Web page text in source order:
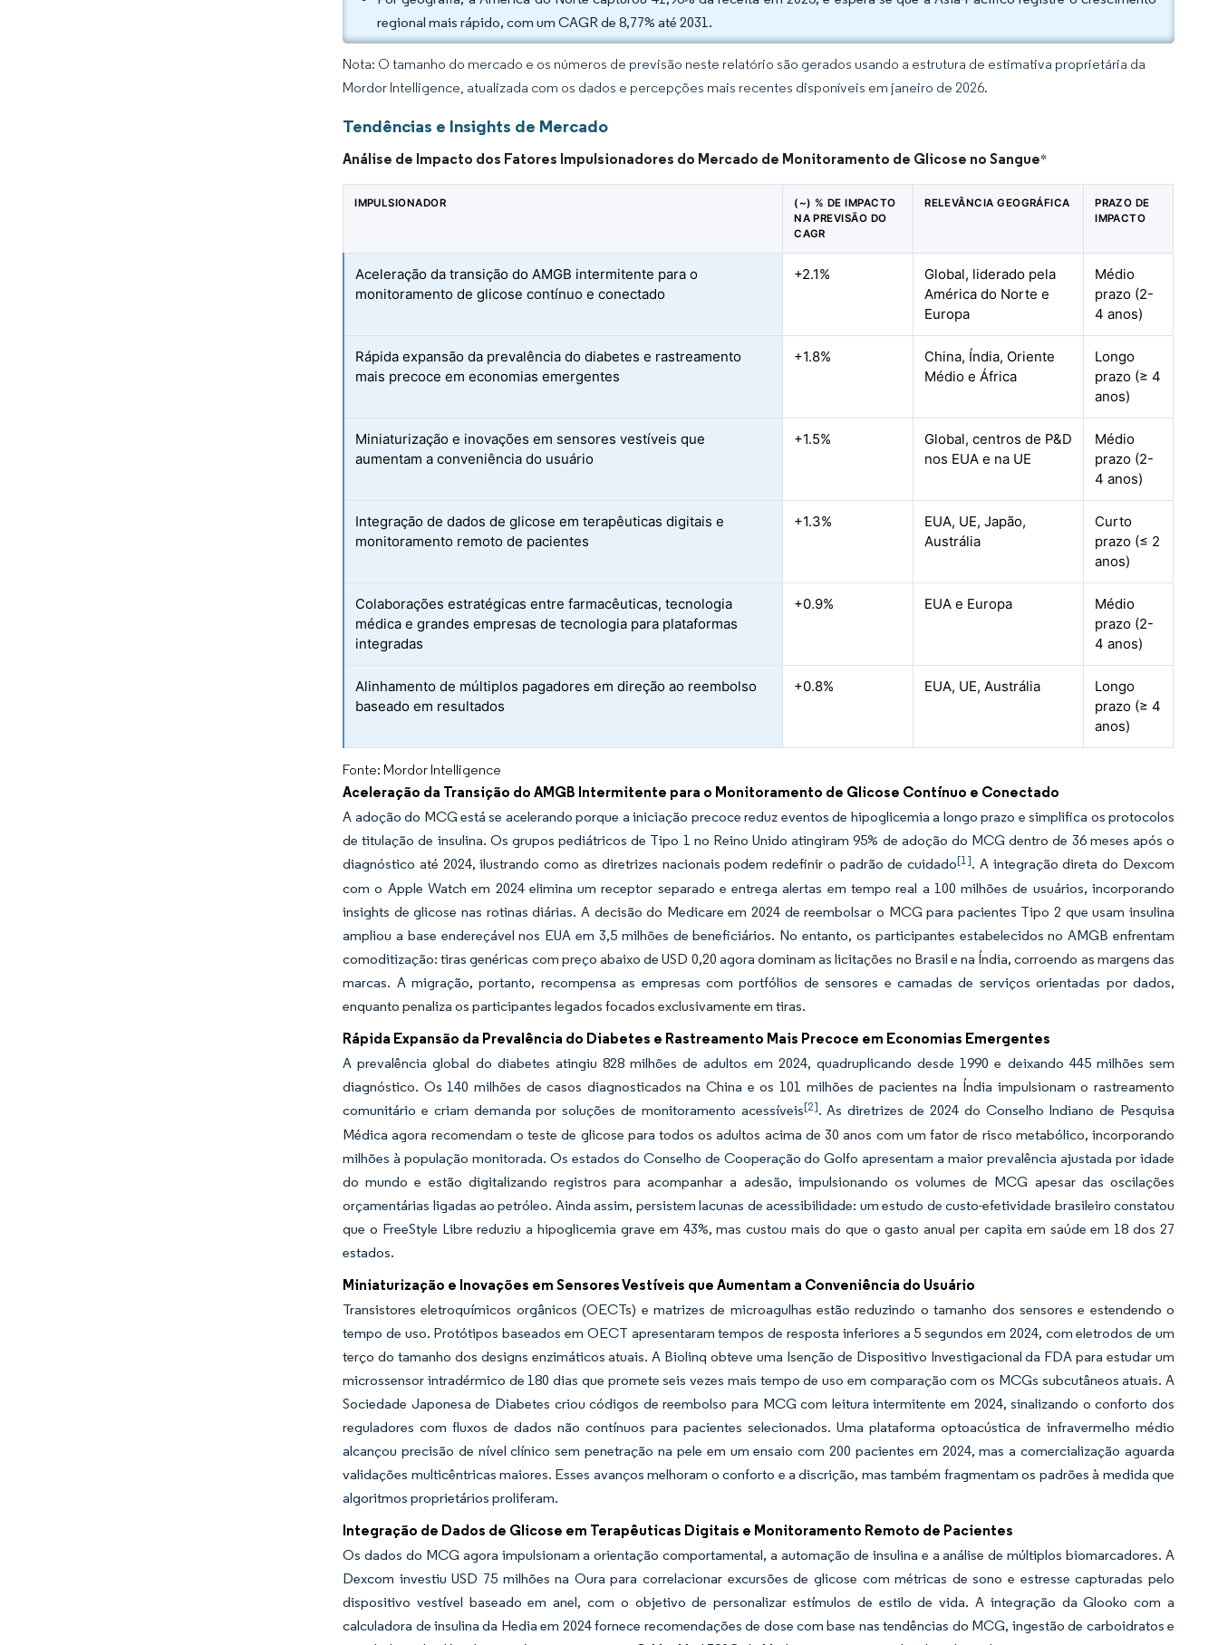
regional mais rápido, com um CAGR de 8,77% até 2031.
Nota: O tamanho do mercado e os números de previsão neste relatório são gerados usando a estrutura de estimativa proprietária da
Mordor Intelligence, atualizada com os dados e percepções mais recentes disponíveis em janeiro de 2026.
Tendências e Insights de Mercado
Análise de Impacto dos Fatores Impulsionadores do Mercado de Monitoramento de Glicose no Sangue*
IMPULSIONADOR
(~) % DE IMPACTO
NA PREVISÃO DO
CAGR
RELEVÂNCIA GEOGRÁFICA
PRAZO DE
IMPACTO
Aceleração da transição do AMGB intermitente para o
monitoramento de glicose contínuo e conectado
+2.1%
Global, liderado pela
América do Norte e
Europa
Médio
prazo (2-
4 anos)
Rápida expansão da prevalência do diabetes e rastreamento
mais precoce em economias emergentes
+1.8%
China, Índia, Oriente
Médio e África
Longo
prazo (≥ 4
anos)
Miniaturização e inovações em sensores vestíveis que
aumentam a conveniência do usuário
+1.5%
Global, centros de P&D
nos EUA e na UE
Médio
prazo (2-
4 anos)
Integração de dados de glicose em terapêuticas digitais e
monitoramento remoto de pacientes
+1.3%
EUA, UE, Japão,
Austrália
Curto
prazo (≤ 2
anos)
Colaborações estratégicas entre farmacêuticas, tecnologia
médica e grandes empresas de tecnologia para plataformas
integradas
+0.9% EUA e Europa
Médio
prazo (2-
4 anos)
Alinhamento de múltiplos pagadores em direção ao reembolso
baseado em resultados
+0.8% EUA, UE, Austrália
Longo
prazo (≥ 4
anos)
Fonte: Mordor Intelligence
Aceleração da Transição do AMGB Intermitente para o Monitoramento de Glicose Contínuo e Conectado
A adoção do MCG está se acelerando porque a iniciação precoce reduz eventos de hipoglicemia a longo prazo e simplifica os protocolos
de titulação de insulina. Os grupos pediátricos de Tipo 1 no Reino Unido atingiram 95% de adoção do MCG dentro de 36 meses após o
diagnóstico até 2024, ilustrando como as diretrizes nacionais podem redefinir o padrão de cuidado[1]. A integração direta do Dexcom
com o Apple Watch em 2024 elimina um receptor separado e entrega alertas em tempo real a 100 milhões de usuários, incorporando
insights de glicose nas rotinas diárias. A decisão do Medicare em 2024 de reembolsar o MCG para pacientes Tipo 2 que usam insulina
ampliou a base endereçável nos EUA em 3,5 milhões de beneficiários. No entanto, os participantes estabelecidos no AMGB enfrentam
comoditização: tiras genéricas com preço abaixo de USD 0,20 agora dominam as licitações no Brasil e na Índia, corroendo as margens das
marcas. A migração, portanto, recompensa as empresas com portfólios de sensores e camadas de serviços orientadas por dados,
enquanto penaliza os participantes legados focados exclusivamente em tiras.
Rápida Expansão da Prevalência do Diabetes e Rastreamento Mais Precoce em Economias Emergentes
A prevalência global do diabetes atingiu 828 milhões de adultos em 2024, quadruplicando desde 1990 e deixando 445 milhões sem
diagnóstico. Os 140 milhões de casos diagnosticados na China e os 101 milhões de pacientes na Índia impulsionam o rastreamento
comunitário e criam demanda por soluções de monitoramento acessíveis[2]. As diretrizes de 2024 do Conselho Indiano de Pesquisa
Médica agora recomendam o teste de glicose para todos os adultos acima de 30 anos com um fator de risco metabólico, incorporando
milhões à população monitorada. Os estados do Conselho de Cooperação do Golfo apresentam a maior prevalência ajustada por idade
do mundo e estão digitalizando registros para acompanhar a adesão, impulsionando os volumes de MCG apesar das oscilações
orçamentárias ligadas ao petróleo. Ainda assim, persistem lacunas de acessibilidade: um estudo de custo-efetividade brasileiro constatou
que o FreeStyle Libre reduziu a hipoglicemia grave em 43%, mas custou mais do que o gasto anual per capita em saúde em 18 dos 27
estados.
Miniaturização e Inovações em Sensores Vestíveis que Aumentam a Conveniência do Usuário
Transistores eletroquímicos orgânicos (OECTs) e matrizes de microagulhas estão reduzindo o tamanho dos sensores e estendendo o
tempo de uso. Protótipos baseados em OECT apresentaram tempos de resposta inferiores a 5 segundos em 2024, com eletrodos de um
terço do tamanho dos designs enzimáticos atuais. A Biolinq obteve uma Isenção de Dispositivo Investigacional da FDA para estudar um
microssensor intradérmico de 180 dias que promete seis vezes mais tempo de uso em comparação com os MCGs subcutâneos atuais. A
Sociedade Japonesa de Diabetes criou códigos de reembolso para MCG com leitura intermitente em 2024, sinalizando o conforto dos
reguladores com fluxos de dados não contínuos para pacientes selecionados. Uma plataforma optoacústica de infravermelho médio
alcançou precisão de nível clínico sem penetração na pele em um ensaio com 200 pacientes em 2024, mas a comercialização aguarda
validações multicêntricas maiores. Esses avanços melhoram o conforto e a discrição, mas também fragmentam os padrões à medida que
algoritmos proprietários proliferam.
Integração de Dados de Glicose em Terapêuticas Digitais e Monitoramento Remoto de Pacientes
Os dados do MCG agora impulsionam a orientação comportamental, a automação de insulina e a análise de múltiplos biomarcadores. A
Dexcom investiu USD 75 milhões na Oura para correlacionar excursões de glicose com métricas de sono e estresse capturadas pelo
dispositivo vestível baseado em anel, com o objetivo de personalizar estímulos de estilo de vida. A integração da Glooko com a
calculadora de insulina da Hedia em 2024 fornece recomendações de dose com base nas tendências do MCG, ingestão de carboidratos e